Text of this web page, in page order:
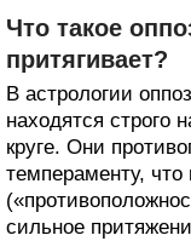
Что такое
притягивает?
В астрологии
находятся строго
круге. Они
темпераменту,
сильное